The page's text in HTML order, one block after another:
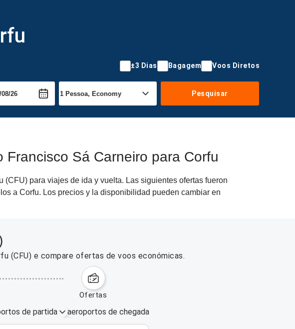
±3 Dias Bagagem Voos Diretos
Pesquisar
Sá Carneiro para Corfu
para viajes de ida y vuelta. Las siguientes ofertas fueron
a Corfu. Los precios y la disponibilidad pueden cambiar en
(CFU) e compare ofertas de voos económicas.
ofertas
de partida aeroportos de chegada